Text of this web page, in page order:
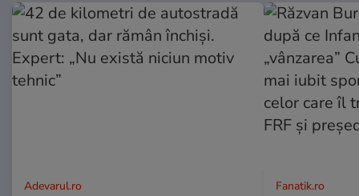
Adevarul.ro Fanatik.ro